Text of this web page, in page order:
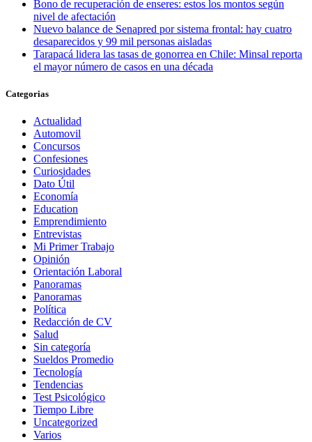
Bono de recuperación de enseres: estos los montos según
nivel de afectación
Nuevo balance de Senapred por sistema frontal: hay cuatro
desaparecidos y 99 mil personas aisladas
Tarapacá lidera las tasas de gonorrea en Chile: Minsal reporta
el mayor número de casos en una década
Categorias
Actualidad
Automovil
Concursos
Confesiones
Curiosidades
Dato Útil
Economía
Education
Emprendimiento
Entrevistas
Mi Primer Trabajo
Opinión
Orientación Laboral
Panoramas
Panoramas
Política
Redacción de CV
Salud
Sin categoría
Sueldos Promedio
Tecnología
Tendencias
Test Psicológico
Tiempo Libre
Uncategorized
Varios